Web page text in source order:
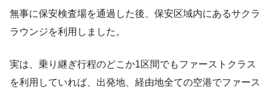
無事に保安検査場を通過した後、保安区域内にあるサクラ
ラウンジを利用しました。
実は、乗り継ぎ行程のどこか1区間でもファーストクラス
を利用していれば、出発地、経由地全ての空港でファース